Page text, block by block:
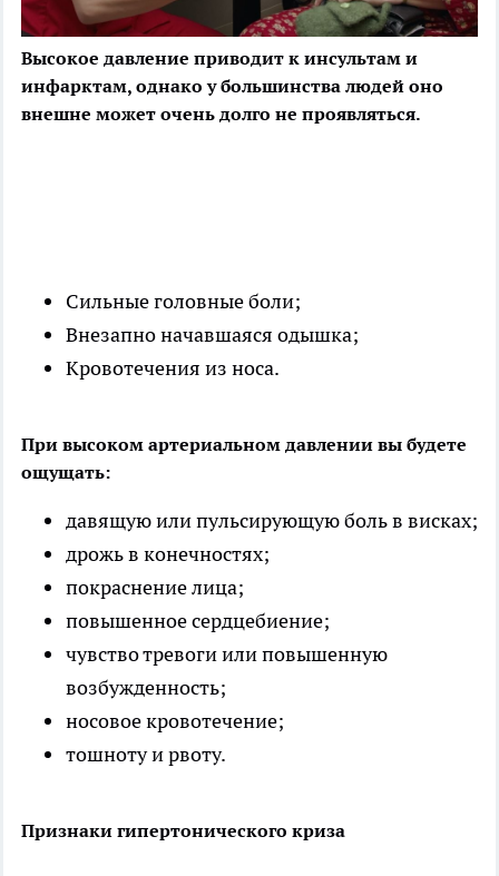
Высокое давление приводит к инсультам и
инфарктам, однако у большинства людей оно
внешне может очень долго не проявляться.
Сильные головные боли;
Внезапно начавшаяся одышка;
Кровотечения из носа.
При высоком артериальном давлении вы будете
ощущать:
давящую или пульсирующую боль в висках;
дрожь в конечностях;
покраснение лица;
повышенное сердцебиение;
чувство тревоги или повышенную
возбужденность;
носовое кровотечение;
тошноту и рвоту.
Признаки гипертонического криза